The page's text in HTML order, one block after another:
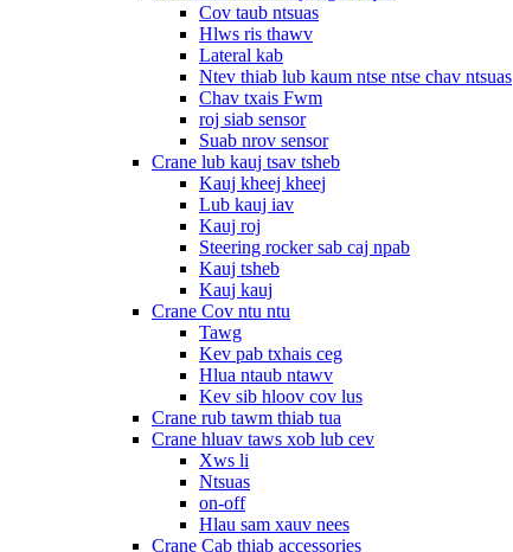
Cov taub ntsuas
Hlws ris thawv
Lateral kab
Ntev thiab lub kaum ntse ntse chav ntsuas
Chav txais Fwm
roj siab sensor
Suab nrov sensor
Crane lub kauj tsav tsheb
Kauj kheej kheej
Lub kauj iav
Kauj roj
Steering rocker sab caj npab
Kauj tsheb
Kauj kauj
Crane Cov ntu ntu
Tawg
Kev pab txhais ceg
Hlua ntaub ntawv
Kev sib hloov cov lus
Crane rub tawm thiab tua
Crane hluav taws xob lub cev
Xws li
Ntsuas
on-off
Hlau sam xauv nees
Crane Cab thiab accessories